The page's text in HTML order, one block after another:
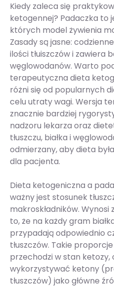
Kiedy zaleca się
ketogennej? Padaczka to
których model żywienia
Zasady są jasne:
ilości tłuiszczów i zawiera
węglowodanów. Warto
terapeutyczna dieta
różni się od popularnych
celu utraty wagi. Wersja
znacznie bardziej
nadzoru lekarza oraz
tłuszczu, białka i
odmierzany, aby dieta
dla pacjenta.
Dieta ketogeniczna a
ważny jest stosunek
makroskładników. Wynosi
to, że na każdy gram
przypadają odpowiednio
tłuszczów. Takie
przechodzi w stan ketozy,
wykorzystywać ketony
tłuszczów) jako główne